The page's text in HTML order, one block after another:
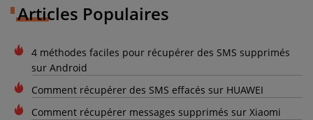
Articles Populaires
4 méthodes faciles pour récupérer des SMS supprimés
sur Android
Comment récupérer des SMS effacés sur HUAWEI
Comment récupérer messages supprimés sur Xiaomi